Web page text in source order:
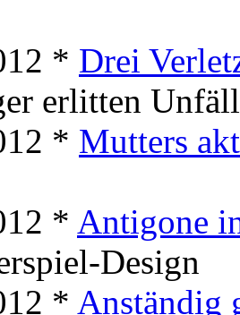
* Drei
erlitten
* Mutters
* Antigone
Design
* Anständig